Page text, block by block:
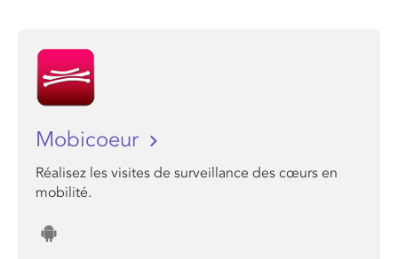
Mobicoeur
Réalisez les visites de surveillance des cœurs en
mobilité.